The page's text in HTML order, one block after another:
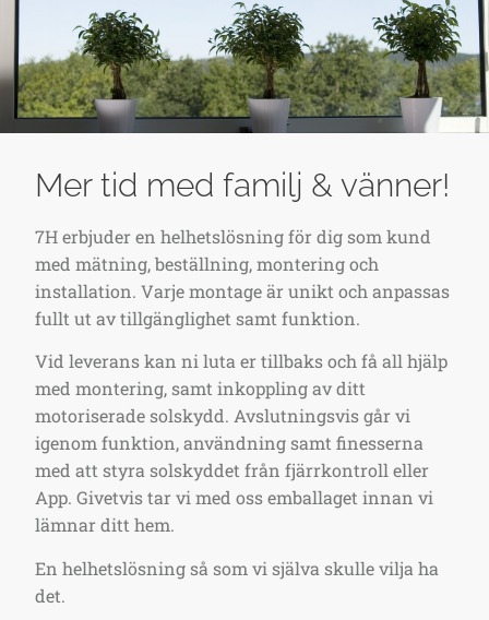
Mer tid med familj & vänner!
7H erbjuder en helhetslösning för dig som kund
med mätning, beställning, montering och
installation. Varje montage är unikt och anpassas
fullt ut av tillgänglighet samt funktion.
Vid leverans kan ni luta er tillbaks och få all hjälp
med montering, samt inkoppling av ditt
motoriserade solskydd. Avslutningsvis går vi
igenom funktion, användning samt finesserna
med att styra solskyddet från fjärrkontroll eller
App. Givetvis tar vi med oss emballaget innan vi
lämnar ditt hem.
En helhetslösning så som vi själva skulle vilja ha
det.